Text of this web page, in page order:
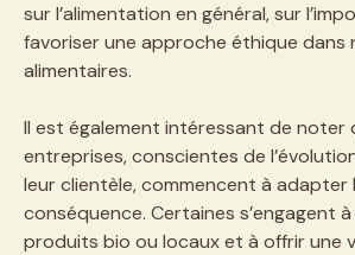
sur l’alimentation en général, sur
favoriser une approche éthique dans
alimentaires.
Il est également intéressant de noter
entreprises, conscientes de
leur clientèle, commencent à adapter
conséquence. Certaines s’engagent
produits bio ou locaux et à offrir une